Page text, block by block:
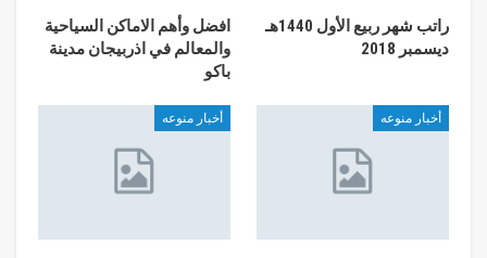
راتب شهر ربيع الأول 1440هـ
ديسمبر 2018
افضل وأهم الاماكن السياحية
والمعالم في اذربيجان مدينة
باكو
أخبار منوعه أخبار منوعه